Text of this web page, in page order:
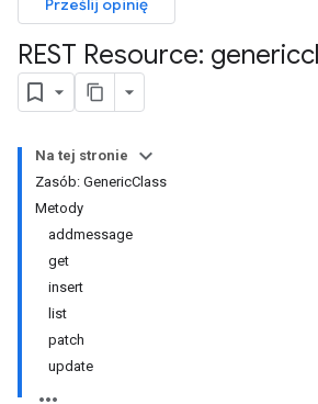
Prześlij opinię
REST Resource:
Na tej stronie
Zasób: GenericClass
Metody
addmessage
get
insert
list
patch
update